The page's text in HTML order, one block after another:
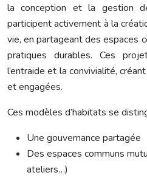
la conception et la gestion
participent activement à la
vie, en partageant des espaces
pratiques durables. Ces
l’entraide et la convivialité,
et engagées.
Ces modèles d’habitats se
Une gouvernance partagée
Des espaces communs
ateliers…)